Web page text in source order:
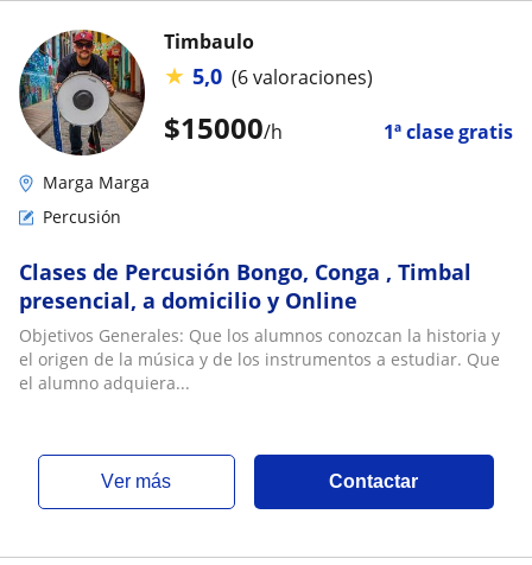
$15000/h 1ª clase gratis
Timbaulo
★ 5,0 (6 valoraciones)
Marga Marga
Percusión
Clases de Percusión Bongo, Conga , Timbal
presencial, a domicilio y Online
Objetivos Generales: Que los alumnos conozcan la historia y
el origen de la música y de los instrumentos a estudiar. Que
el alumno adquiera...
ver más Contactar